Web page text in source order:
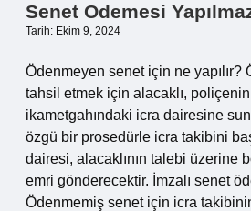
Senet Odemesi
Tarih: Ekim 9, 2024
Ödenmeyen senet için ne yapılır?
tahsil etmek için alacaklı, poliçenin
ikametgahındaki icra dairesine
özgü bir prosedürle icra takibini
dairesi, alacaklının talebi üzerine
emri gönderecektir. İmzalı senet
Ödenmemiş senet için icra